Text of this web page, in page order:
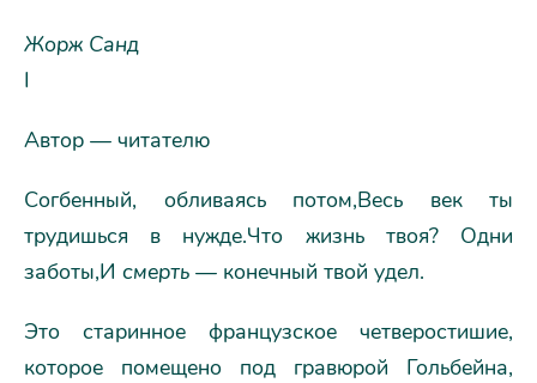
Жорж Санд
I
Автор — читателю
Согбенный, обливаясь потом,Весь век ты
трудишься в нужде.Что жизнь твоя? Одни
заботы,И смерть — конечный твой удел.
Это старинное французское четверостишие,
которое помещено под гравюрой Гольбейна,